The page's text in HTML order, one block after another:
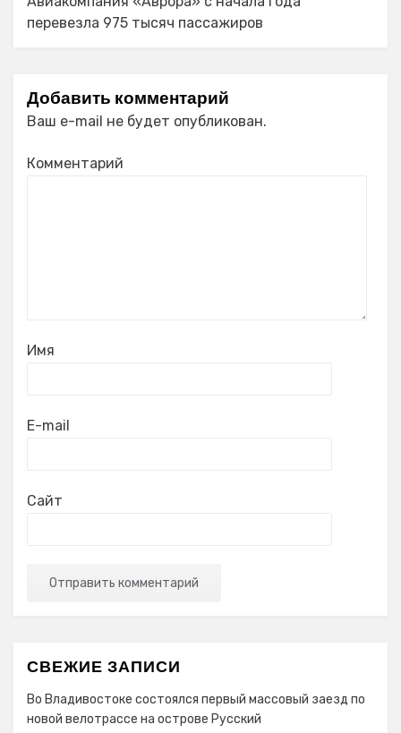
перевезла 975 тысяч пассажиров
Добавить комментарий
Ваш e-mail не будет опубликован.
Комментарий
Имя
E-mail
Сайт
СВЕЖИЕ ЗАПИСИ
Во Владивостоке состоялся первый массовый заезд по
новой велотрассе на острове Русский